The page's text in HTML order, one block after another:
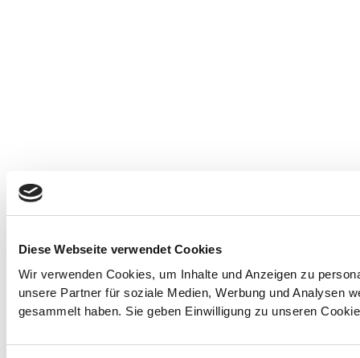
Diese Webseite verwendet Cookies
Wir verwenden Cookies, um Inhalte und Anzeigen zu
unsere Partner für soziale Medien, Werbung und Analysen
gesammelt haben. Sie geben Einwilligung zu unseren